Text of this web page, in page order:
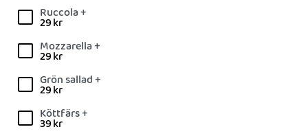
Ruccola +
29kr
Mozzarella +
29kr
Grön sallad +
29kr
Köttfärs +
39kr